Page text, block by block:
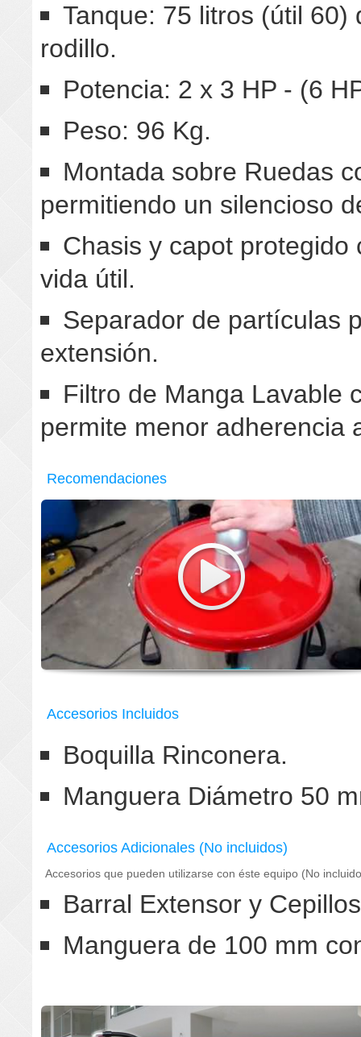
Tanque: 75 litros (útil
rodillo.
Potencia: 2 x 3 HP - (6
Peso: 96 Kg.
Montada sobre Ruedas
permitiendo un silencioso
Chasis y capot
vida útil.
Separador de partículas
extensión.
Filtro de Manga Lavable
permite menor adherencia
Recomendaciones
Accesorios Incluidos
Boquilla Rinconera.
Manguera Diámetro 50
Accesorios Adicionales (No incluidos)
Accesorios que pueden utilizarse con éste equipo (No
Barral Extensor y
Manguera de 100 mm